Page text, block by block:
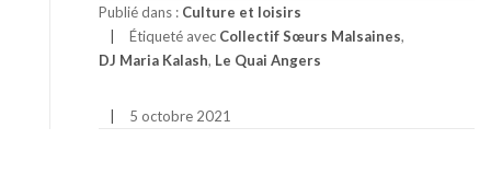
Publié dans : Culture et loisirs
Étiqueté avec Collectif Sœurs Malsaines,
DJ Maria Kalash, Le Quai Angers
5 octobre 2021